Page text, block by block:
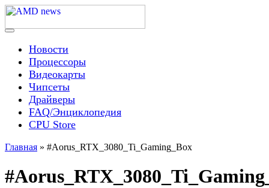
Skip
content
AMD news
Menu
Новости
Процессоры
Видеокарты
Чипсеты
Драйверы
FAQ/Энциклопедия
CPU Store
Главная » #Aorus_RTX_3080_Ti_Gaming_Box